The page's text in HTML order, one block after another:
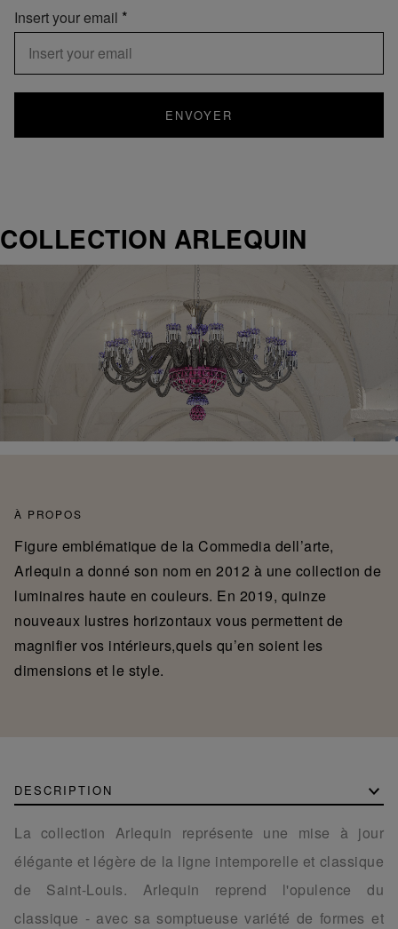
Insert your email
ENVOYER
COLLECTION ARLEQUIN
À PROPOS
Figure emblématique de la Commedia dell’arte,
Arlequin a donné son nom en 2012 à une collection de
luminaires haute en couleurs. En 2019, quinze
nouveaux lustres horizontaux vous permettent de
magnifier vos intérieurs,quels qu’en soient les
dimensions et le style.
DESCRIPTION
La collection Arlequin représente une mise à jour
élégante et légère de la ligne intemporelle et classique
de Saint-Louis. Arlequin reprend l'opulence du
classique - avec sa somptueuse variété de formes et